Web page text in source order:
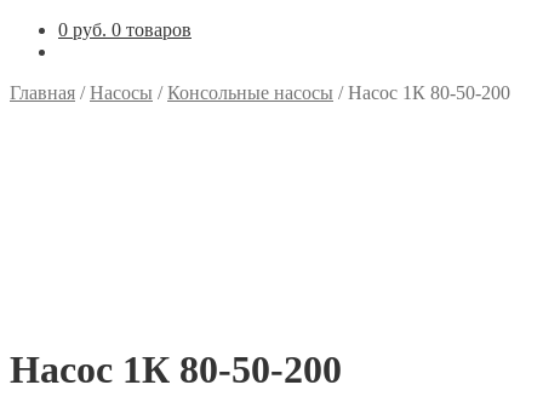
0 руб. 0 товаров
Главная /Насосы /Консольные насосы /Насос 1К 80-50-200
Насос 1К 80-50-200